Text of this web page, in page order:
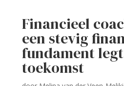
Financieel
een stevig
fundament
toekomst